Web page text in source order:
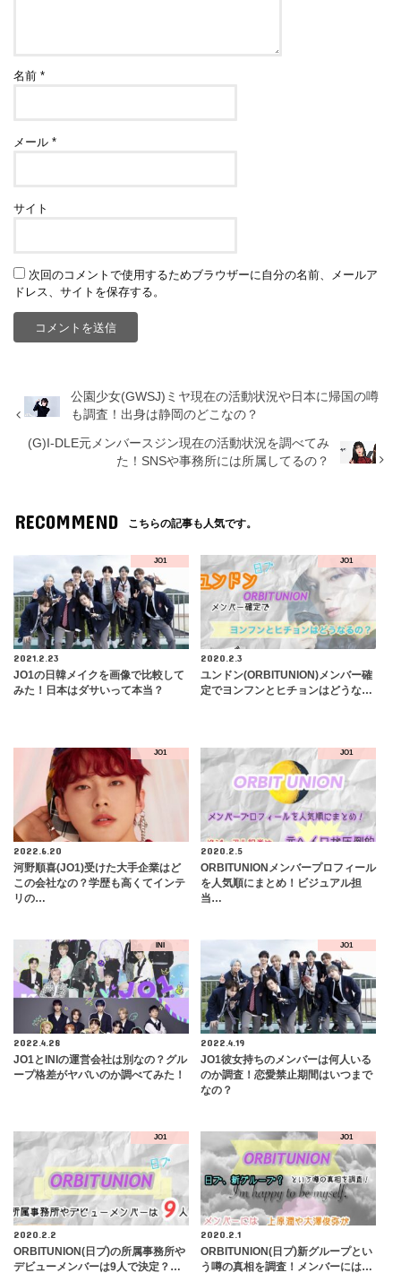
名前*
メール*
サイト
次回のコメントで使用するためブラウザーに自分の名前、メールア
ドレス、サイトを保存する。
公園少女(GWSJ)ミヤ現在の活動状況や日本に帰国の噂
も調査！出身は静岡のどこなの？
(G)I-DLE元メンバースジン現在の活動状況を調べてみ
た！SNSや事務所には所属してるの？
RECOMMEND こちらの記事も人気です。
JO1
2021.2.23
JO1の日韓メイクを画像で比較して
みた！日本はダサいって本当？
JO1
2020.2.3
ユンドン(ORBITUNION)メンバー確
定でヨンフンとヒチョンはどうな…
JO1
2022.6.20
河野順喜(JO1)受けた大手企業はど
この会社なの？学歴も高くてインテ
リの…
JO1
2020.2.5
ORBITUNIONメンバープロフィール
を人気順にまとめ！ビジュアル担
当…
INI
2022.4.28
JO1とINIの運営会社は別なの？グル
ープ格差がヤバいのか調べてみた！
JO1
2022.4.19
JO1彼女持ちのメンバーは何人いる
のか調査！恋愛禁止期間はいつまで
なの？
JO1
2020.2.2
ORBITUNION(日プ)の所属事務所や
デビューメンバーは9人で決定？…
JO1
2020.2.1
ORBITUNION(日プ)新グループとい
う噂の真相を調査！メンバーには…